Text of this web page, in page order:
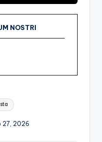
NOSTRI
27, 2026